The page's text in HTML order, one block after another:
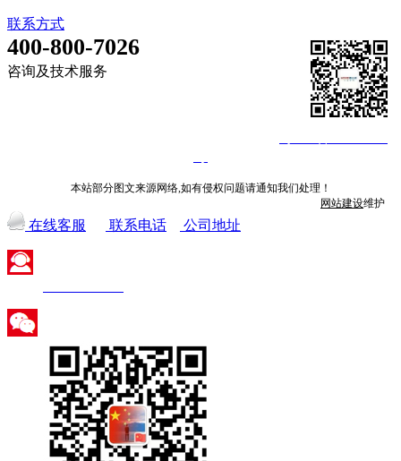
联系方式
400-800-7026
咨询及技术服务
本站部分图文来源网络,如有侵权问题请通知我们处理！
网站建设维护
在线客服 联系电话 公司地址